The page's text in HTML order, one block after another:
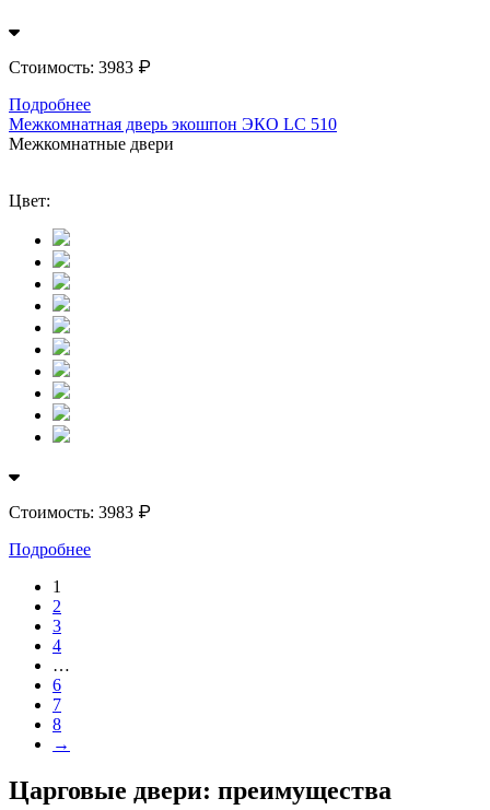
Стоимость: 3983 ₽
Подробнее
Межкомнатная дверь экошпон ЭКО LС 510
Межкомнатные двери
Цвет:
Стоимость: 3983 ₽
Подробнее
1
2
3
4
…
6
7
8
→
Царговые двери: преимущества